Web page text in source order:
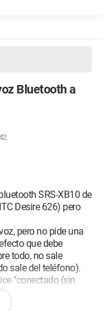
Bluetooth a
SRS-XB10 de
Desire 626) pero
pero no pide una
que debe
todo, no sale
sale del teléfono).
"conectado (sin
eso es lo que